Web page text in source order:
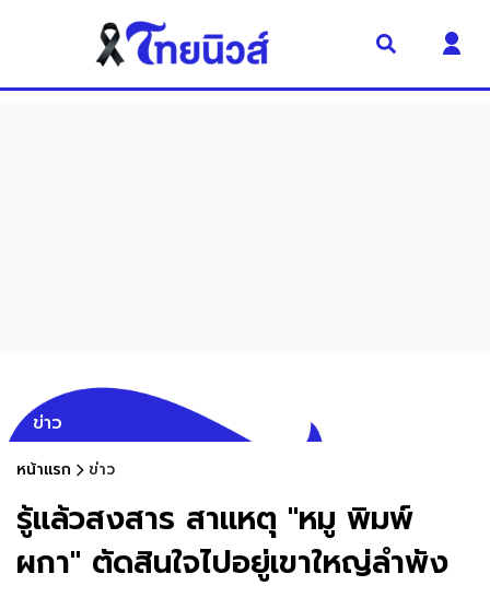
ข่าว
หน้าแรก ข่าว
รู้แล้วสงสาร สาเเหตุ "หมู พิมพ์
ผกา" ตัดสินใจไปอยู่เขาใหญ่ลำพัง